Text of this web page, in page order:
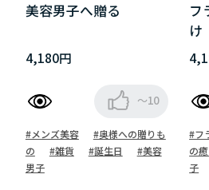
美容男子へ贈る
4,180円
～10
#メンズ美容
#奥様への贈りも
の
#雑貨 #誕生日
#美容
男子
フ
け
#フ
の
子